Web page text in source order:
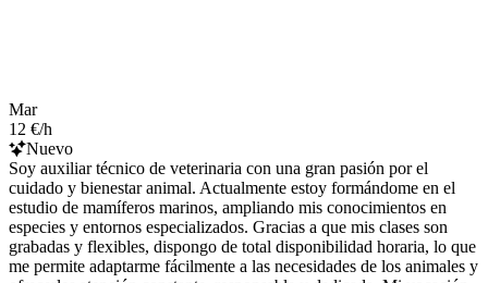
Mar
12 €/h
Nuevo
Soy auxiliar técnico de veterinaria con una gran pasión por el
cuidado y bienestar animal. Actualmente estoy formándome en el
estudio de mamíferos marinos, ampliando mis conocimientos en
especies y entornos especializados. Gracias a que mis clases son
grabadas y flexibles, dispongo de total disponibilidad horaria, lo que
me permite adaptarme fácilmente a las necesidades de los animales y